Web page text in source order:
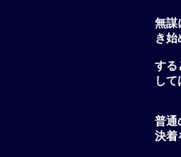
無謀
き始
する
し
普通
決着